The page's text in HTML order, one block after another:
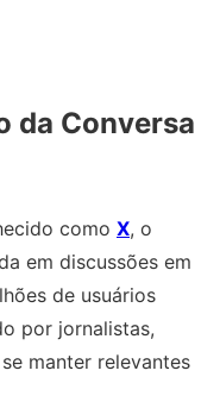
da Conversa
como X, o
em discussões em
de usuários
por jornalistas,
manter relevantes